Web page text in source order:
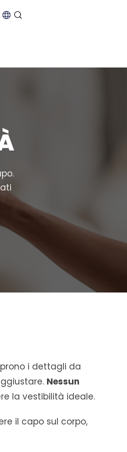
i dettagli da
Nessun
la vestibilità ideale.
il capo sul corpo,